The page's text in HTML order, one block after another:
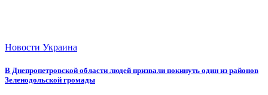
Новости Украина
В Днепропетровской области людей призвали покинуть один из районов
Зеленодольской громады